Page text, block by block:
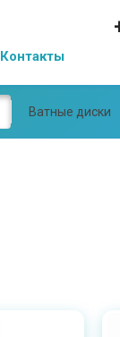
Контакты
Ватные диски